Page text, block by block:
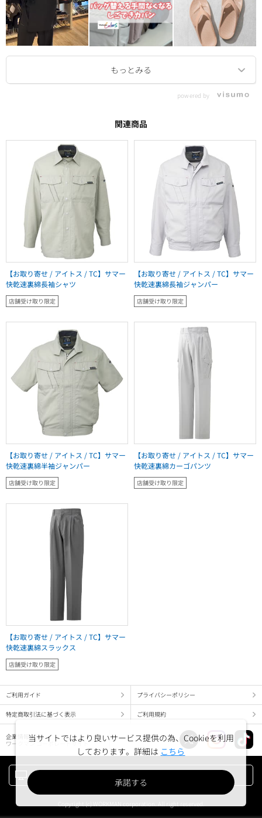
powered by
関連商品
【お取り寄せ / アイトス / TC】サマー
快乾速裏綿長袖シャツ
店舗受け取り限定
【お取り寄せ / アイトス / TC】サマー
快乾速裏綿長袖ジャンパー
店舗受け取り限定
【お取り寄せ / アイトス / TC】サマー
快乾速裏綿半袖ジャンパー
店舗受け取り限定
【お取り寄せ / アイトス / TC】サマー
快乾速裏綿カーゴパンツ
店舗受け取り限定
【お取り寄せ / アイトス / TC】サマー
快乾速裏綿スラックス
店舗受け取り限定
ご利用ガイド プライバシーポリシー
特定商取引法に基づく表示 ご利用規約
企業情報
ワークマン コーポレートサイト
当サイトではより良いサービス提供の為、Cookieを利用
しております。詳細は こちら
承諾する